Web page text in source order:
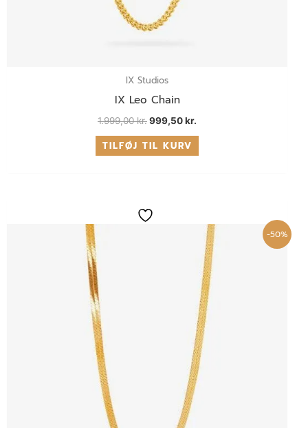
IX Studios
IX Leo Chain
1.999,00kr.999,50kr.
TILFØJ TIL KURV
-50%
oprindelige
1.799,00 kr..
pris
er:
899,50 kr..